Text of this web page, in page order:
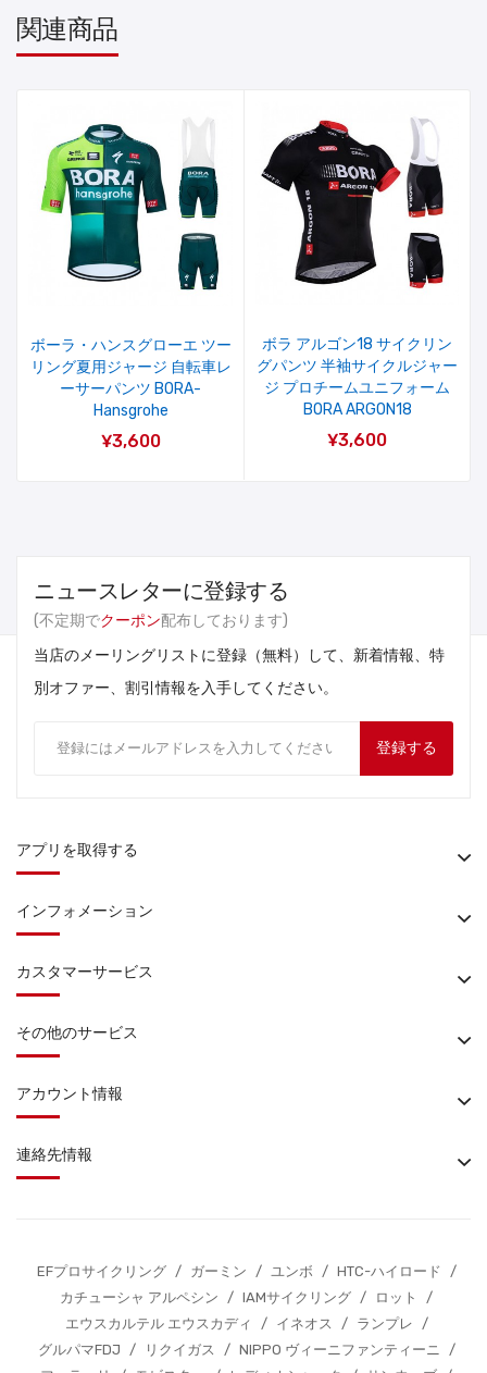
関連商品
ボーラ・ハンスグローエ ツー
リング夏用ジャージ 自転車レ
ーサーパンツ BORA-
Hansgrohe
¥3,600
ボラ アルゴン18 サイクリン
グパンツ 半袖サイクルジャー
ジ プロチームユニフォーム
BORA ARGON18
¥3,600
ニュースレターに登録する
(不定期でクーポン配布しております)
当店のメーリングリストに登録（無料）して、新着情報、特
別オファー、割引情報を入手してください。
登録する
アプリを取得する
インフォメーション
カスタマーサービス
その他のサービス
アカウント情報
連絡先情報
EFプロサイクリング / ガーミン / ユンボ / HTC-ハイロード
/
カチューシャ アルペシン
/ IAMサイクリング / ロット
/
エウスカルテル エウスカディ
/ イネオス / ランプレ
/
グルパマFDJ
/ リクイガス / NIPPO ヴィーニファンティーニ
/